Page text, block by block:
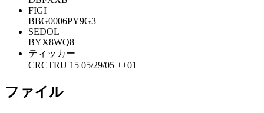
FIGI
BBG0006PY9G3
SEDOL
BYX8WQ8
ティッカー
CRCTRU 15 05/29/05 ++01
ファイル